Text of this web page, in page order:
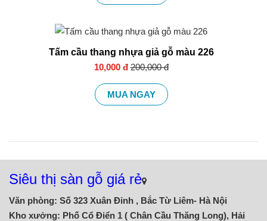
Tấm cầu thang nhựa giả gỗ màu 226
10,000 đ 200,000 đ
MUA NGAY
Siêu thị sàn gỗ giá rẻ
Văn phòng: Số 323 Xuân Đỉnh , Bắc Từ Liêm- Hà Nội
Kho xưởng: Phố Cổ Điển 1 ( Chân Cầu Thăng Long), Hải